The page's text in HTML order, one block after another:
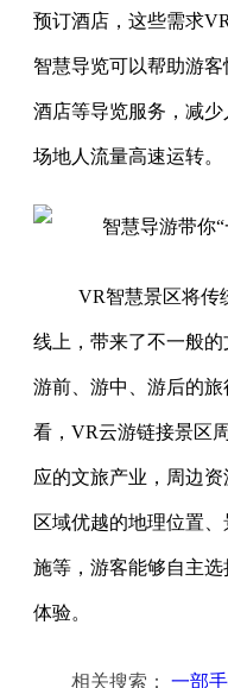
预订酒店，这些需求
智慧导览可以帮助游
酒店等导览服务，减
场地人流量高速运转。
VR智慧景区将传
线上，带来了不一般
游前、游中、游后的
看，VR云游链接景区
应的文旅产业，周边
区域优越的地理位置
施等，游客能够自主
体验。
相关搜索： 一部